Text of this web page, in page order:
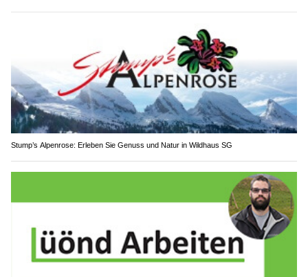
Stump’s Alpenrose: Erleben Sie Genuss und Natur in Wildhaus SG